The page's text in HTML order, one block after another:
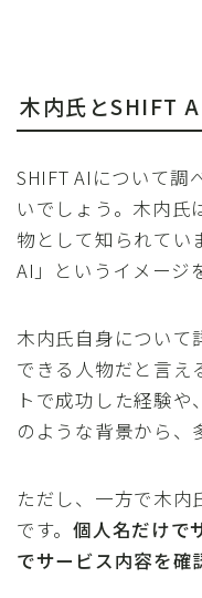
木内氏とSHIFT
SHIFT AIについて調
いでしょう。木内氏
物として知られてい
AI」というイメージ
木内氏自身について
できる人物だと言え
トで成功した経験
のような背景から、
ただし、一方で木
です。個人名だけで
でサービス内容を確